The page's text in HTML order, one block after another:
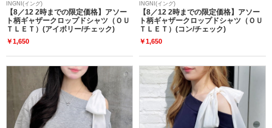
INGNI(イング)
【8／12 2時までの限定価格】アソー
ト柄ギャザークロップドシャツ（ＯＵ
ＴＬＥＴ）(アイボリー/チェック)
￥1,650
INGNI(イング)
【8／12 2時までの限定価格】アソー
ト柄ギャザークロップドシャツ（ＯＵ
ＴＬＥＴ）(コン/チェック)
￥1,650